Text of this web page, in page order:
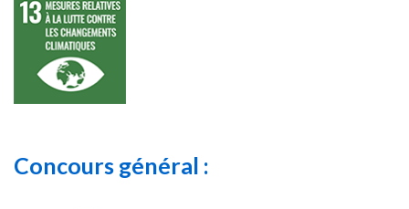
Concours général :